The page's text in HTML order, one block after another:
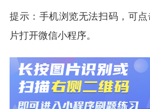
提示：手机浏览无法扫码，可
片打开微信小程序。